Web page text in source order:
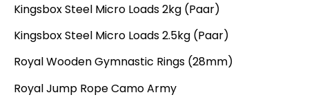
Kingsbox Steel Micro Loads 2kg (Paar)
Kingsbox Steel Micro Loads 2.5kg (Paar)
Royal Wooden Gymnastic Rings (28mm)
Royal Jump Rope Camo Army